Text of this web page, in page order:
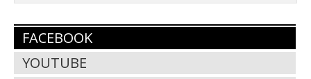
FACEBOOK
YOUTUBE